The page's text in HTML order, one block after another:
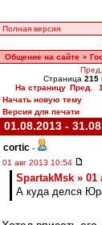
Полная версия
Общение на сайте »
Страница 215
На страницу Пред. 1
Начать новую тему
Версия для печати
01.08.2013 -
cortic -
01 авг 2013 10:54
SpartakMsk » 01
А куда делся